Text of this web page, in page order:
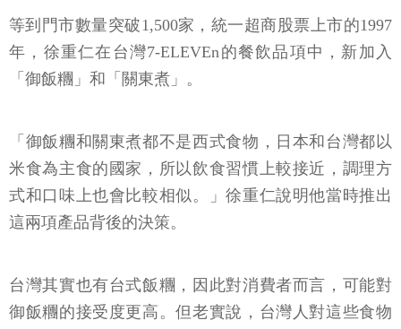
等到門市數量突破1,500家，統一超商股票上市的1997
年，徐重仁在台灣7-ELEVEn的餐飲品項中，新加入
「御飯糰」和「關東煮」。
「御飯糰和關東煮都不是西式食物，日本和台灣都以
米食為主食的國家，所以飲食習慣上較接近，調理方
式和口味上也會比較相似。」徐重仁說明他當時推出
這兩項產品背後的決策。
台灣其實也有台式飯糰，因此對消費者而言，可能對
御飯糰的接受度更高。但老實說，台灣人對這些食物